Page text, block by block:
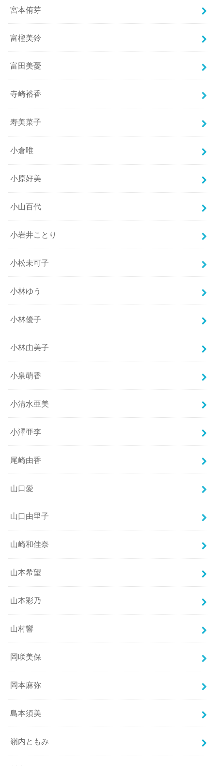
宮本侑芽
富樫美鈴
富田美憂
寺崎裕香
寿美菜子
小倉唯
小原好美
小山百代
小岩井ことり
小松未可子
小林ゆう
小林優子
小林由美子
小泉萌香
小清水亜美
小澤亜李
尾崎由香
山口愛
山口由里子
山崎和佳奈
山本希望
山本彩乃
山村響
岡咲美保
岡本麻弥
島本須美
嶺内ともみ